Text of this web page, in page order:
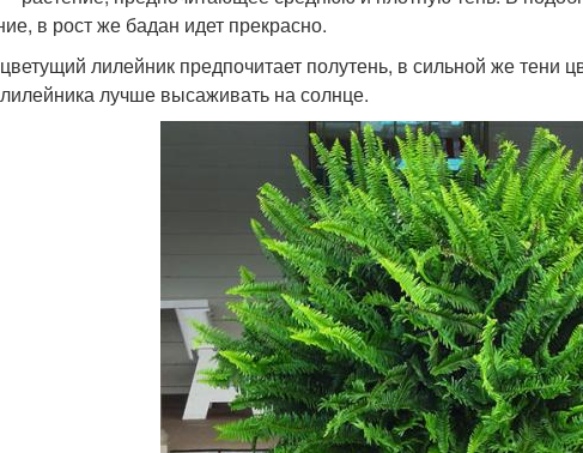
в рост же бадан идет прекрасно.
лилейник предпочитает полутень, в сильной же тени
лучше высаживать на солнце.